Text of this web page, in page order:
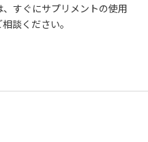
すぐにサプリメントの使用
談ください。